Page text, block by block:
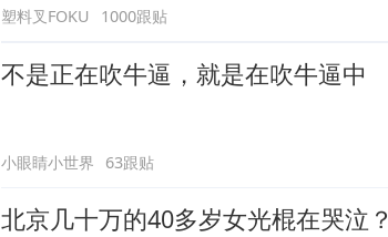
塑料叉FOKU 1000跟贴
不是正在吹牛逼，就是在吹牛逼中
小眼睛小世界 63跟贴
北京几十万的40多岁女光棍在哭泣？